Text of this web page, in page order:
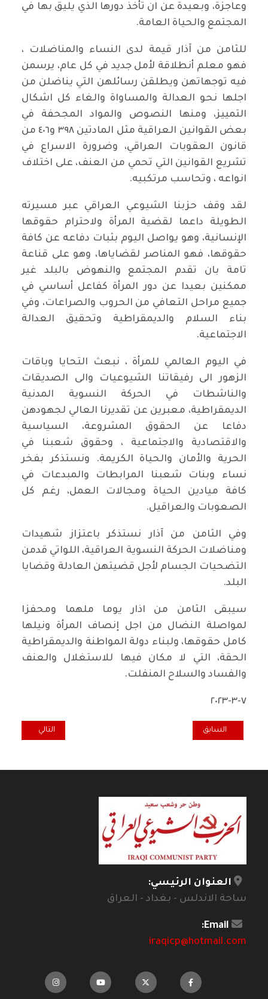
وعاجزة، وبعيدة عن ان تأخذ دورها الذي يليق بها في
المجتمع والحياة العامة.
للثامن من آذار قيمة لدى النساء والمناضلات ،
فهو معلم أنطلاقة لأمل جديد في كل عام، يرسمن
فيه توجهاتهن ويطلقن رسائلهن التي يناضلن من
اجلها نحو العدالة والمساواة والغاء كل اشكال
التمييز، ومنها النصوص والمواد المجحفة في
بعض القوانين العراقية مثل المادتين ٣٩٨ و٤٠٦ من
قانون العقوبات العراقي، وضرورة الاسراع في
تشريع القوانين التي تحمي من العنف، على اختلاف
انواعه ، وتحاسب مرتكبيه.
لقد وقف حزبنا الشيوعي العراقي عبر مسيرته
الطويلة داعما لقضية المرأة ولاحترام حقوقها
الإنسانية، وهو يواصل اليوم بثبات دفاعه عن كافة
حقوقها، فهو المناصر لقضاياها، وهو على قناعة
تامة بان تقدم المجتمع والنهوض بالبلد غير
ممكنين بعيدا عن دور المرأة كفاعل أساسي في
جميع مراحل التعافي من الحروب والصراعات، وفي
بناء السلام والديمقراطية وتحقيق العدالة
الاجتماعية.
في اليوم العالمي للمرأة ، نبعث التحايا وباقات
الزهور الى رفيقاتنا الشيوعيات والى الصديقات
والناشطات في الحركة النسوية المدنية
الديمقراطية، معبرين عن تقديرنا العالي لجهودهن
دفاعا عن الحقوق المشروعة، السياسية
والاقتصادية والاجتماعية ، وحقوق شعبنا في
الحرية والأمان والحياة الكريمة. ونستذكر بفخر
نساء وبنات شعبنا المرابطات والمبدعات في
كافة ميادين الحياة ومجالات العمل، رغم كل
الصعوبات والعراقيل.
وفي الثامن من آذار نستذكر باعتزاز شهيدات
ومناضلات الحركة النسوية العراقية، اللواتي قدمن
التضحيات الجسام لأجل قضيتهن العادلة وقضايا
البلد.
سيبقى الثامن من اذار يوما ملهما ومحفزا
لمواصلة النضال من اجل إنصاف المرأة ونيلها
كامل حقوقها، ولبناء دولة المواطنة والديمقراطية
الحقة، التي لا مكان فيها للاستغلال والعنف
والفساد والسلاح المنفلت.
٧-٣-٢٠٢٣
المقال السابق: بيان قوى التغيير الديمقراطية
السابق المقال التالي:
التالي
العنوان الرئيسي:
ساحة الاندلس - بغداد - العراق
Email:
iraqicp@hotmail.com